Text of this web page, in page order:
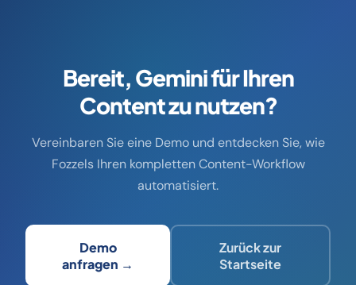
Bereit, Gemini für Ihren
Content zu nutzen?
Vereinbaren Sie eine Demo und entdecken Sie, wie
Fozzels Ihren kompletten Content-Workflow
automatisiert.
Demo
anfragen →
Zurück zur
Startseite